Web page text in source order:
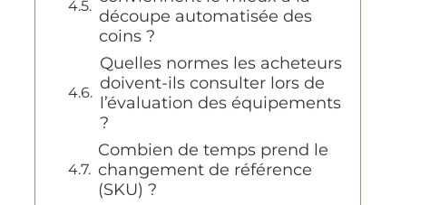
découpe automatisée des
coins ?
Quelles normes les acheteurs
doivent-ils consulter lors de
l’évaluation des équipements
?
Combien de temps prend le
changement de référence
(SKU) ?